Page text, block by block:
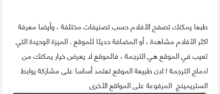
طبعا يمكنك تصفح الأفلام حسب تصنيفات مختلفة ، وأيضا معرفة
اكثر الأفلام مشاهدة ، أو المضافة حديثا للموقع . الميزة الوحيدة التي
تعيب في الموقع هي الترجمة ، فالموقع لا يعرض خيار يمكنك من
ادماج الترجمة ! لان طبيعة الموقع تعتمد أساسا على مشاركة روابط
الستريمينج المرفوعة على المواقع الأخرى